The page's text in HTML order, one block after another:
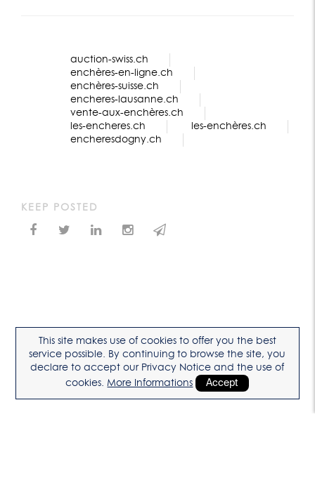
auction-swiss.ch
enchères-en-ligne.ch
enchères-suisse.ch
encheres-lausanne.ch
vente-aux-enchères.ch
les-encheres.ch
les-enchères.ch
encheresdogny.ch
KEEP POSTED
This site makes use of cookies to offer you the best
service possible. By continuing to browse the site, you
declare to accept our Privacy Notice and the use of
cookies.More Informations Accept